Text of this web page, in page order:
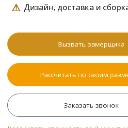
⚠ Дизайн, доставка и
Вызвать замерщика
Рассчитать по своим
Заказать звонок